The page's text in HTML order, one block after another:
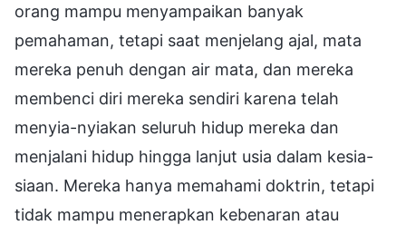
orang mampu menyampaikan banyak
pemahaman, tetapi saat menjelang ajal, mata
mereka penuh dengan air mata, dan mereka
membenci diri mereka sendiri karena telah
menyia-nyiakan seluruh hidup mereka dan
menjalani hidup hingga lanjut usia dalam kesia-
siaan. Mereka hanya memahami doktrin, tetapi
tidak mampu menerapkan kebenaran atau